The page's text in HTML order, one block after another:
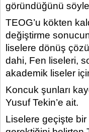
göründüğünü
TEOG’u kökten
değiştirme
liselere dönüş
dahi, Fen liseleri,
akademik liseler
Koncuk şunları
Yusuf Tekin’e ait.
Liselere geçişte